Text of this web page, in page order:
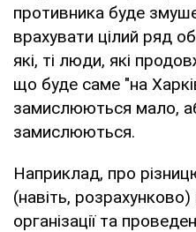
противника буде
врахувати цілий ряд
які, ті люди, які
що буде саме "на
замислюються мало,
замислюються.
Наприклад, про
(навіть,
організації та